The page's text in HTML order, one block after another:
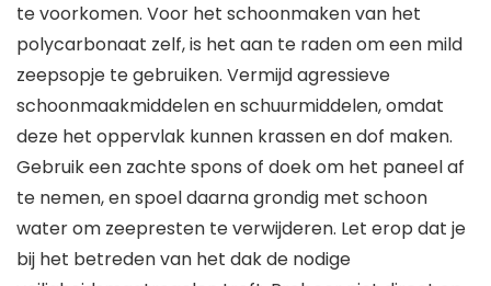
te voorkomen. Voor het schoonmaken van het
polycarbonaat zelf, is het aan te raden om een mild
zeepsopje te gebruiken. Vermijd agressieve
schoonmaakmiddelen en schuurmiddelen, omdat
deze het oppervlak kunnen krassen en dof maken.
Gebruik een zachte spons of doek om het paneel af
te nemen, en spoel daarna grondig met schoon
water om zeepresten te verwijderen. Let erop dat je
bij het betreden van het dak de nodige